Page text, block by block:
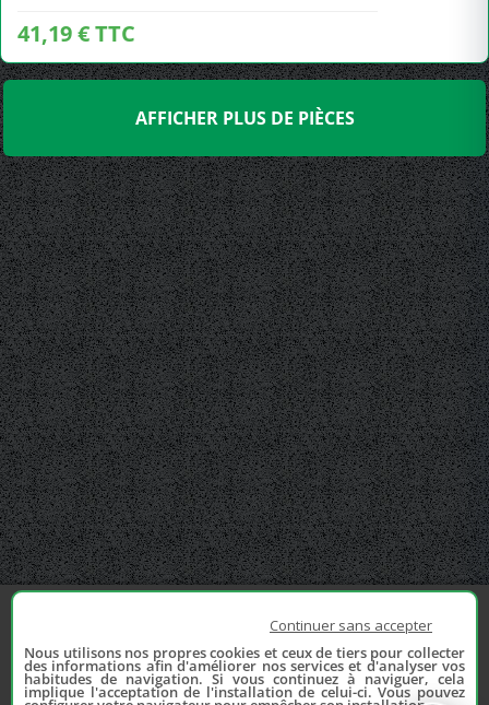
41,19 € TTC
AFFICHER PLUS DE PIÈCES
Continuer sans accepter
Nous utilisons nos propres cookies et ceux de tiers pour collecter
des informations afin d'améliorer nos services et d'analyser vos
habitudes de navigation. Si vous continuez à naviguer, cela
implique l'acceptation de l'installation de celui-ci. Vous pouvez